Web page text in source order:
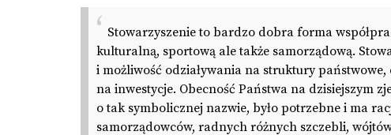
Stowarzyszenie to bardzo dobra forma
kulturalną, sportową ale także samorządową.
i możliwość odziaływania na struktury
na inwestycje. Obecność Państwa na dzisiejszym
o tak symbolicznej nazwie, było potrzebne i ma
samorządowców, radnych różnych szczebli,